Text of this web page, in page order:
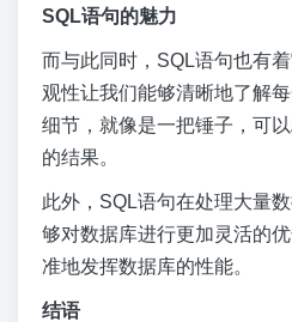
SQL语句的魅力
而与此同时，SQL语句也有
观性让我们能够清晰地了解
细节，就像是一把锤子，可
的结果。
此外，SQL语句在处理大量
够对数据库进行更加灵活的
准地发挥数据库的性能。
结语